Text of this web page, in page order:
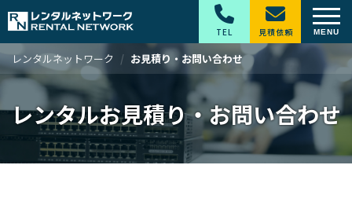
レンタルネットワーク お見積り・お問い合わせ
レンタルお見積り・お問い合わせ
TEL 見積依頼